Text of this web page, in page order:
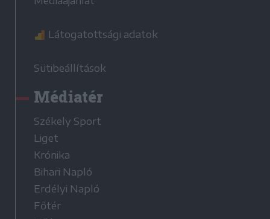
Látogatottsági adatok
Sütibeállítások
Médiatér
Székely Sport
Liget
Krónika
Bihari Napló
Erdélyi Napló
Főtér